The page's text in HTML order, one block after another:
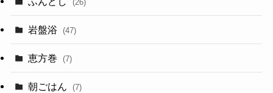
(26)
岩盤浴 (47)
恵方巻 (7)
朝ごはん (7)